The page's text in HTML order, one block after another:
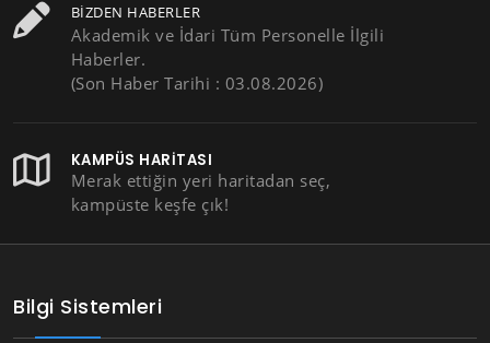
BIZDEN HABERLER
Akademik ve İdari Tüm Personelle İlgili
Haberler.
(Son Haber Tarihi : 03.08.2026)
KAMPÜS HARITASI
Merak ettiğin yeri haritadan seç,
kampüste keşfe çık!
Bilgi Sistemleri